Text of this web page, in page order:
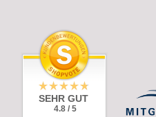
SEHR GUT
4.8 / 5